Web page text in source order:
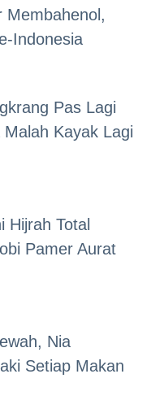
Membahenol,
Indonesia
Pas Lagi
Kayak Lagi
Hijrah Total
Pamer Aurat
Nia
Setiap Makan